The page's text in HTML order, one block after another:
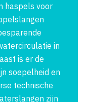
haspels voor
in
is er de
soepelheid en
technische
zijn